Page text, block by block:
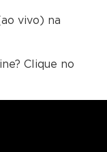
vivo) na
Clique no